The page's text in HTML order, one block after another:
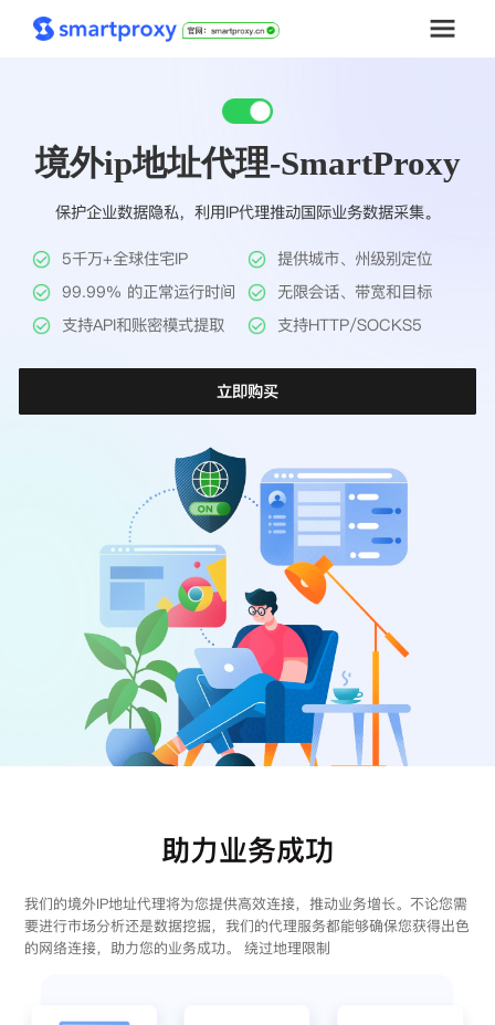
套餐购买
解决方案
工具
帮助中心
境外ip地址代理-SmartProxy
保护企业数据隐私，利用IP代理推动国际业务数据采集。
5千万+全球住宅IP
提供城市、州级别定位
99.99% 的正常运行时间
无限会话、带宽和目标
支持API和账密模式提取
支持HTTP/SOCKS5
立即购买
助力业务成功
我们的境外IP地址代理将为您提供高效连接，推动业务增长。不论您需
要进行市场分析还是数据挖掘，我们的代理服务都能够确保您获得出色
的网络连接，助力您的业务成功。 绕过地理限制